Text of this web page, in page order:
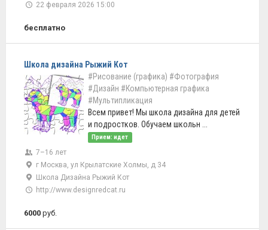
22 февраля 2026 15:00
бесплатно
Школа дизайна Рыжий Кот
#Рисование (графика) #Фотография
#Дизайн #Компьютерная графика
#Мультипликация
Всем привет! Мы школа дизайна для детей
и подростков. Обучаем школьн ...
Прием: идет
7–16 лет
г Москва, ул Крылатские Холмы, д 34
Школа Дизайна Рыжий Кот
http://www.designredcat.ru
6000 руб.